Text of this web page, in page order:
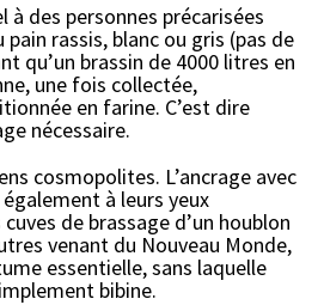
à des personnes précarisées
rassis, blanc ou gris (pas de
qu’un brassin de 4000 litres en
une fois collectée,
en farine. C’est dire
nécessaire.
cosmopolites. L’ancrage avec
à leurs yeux
de brassage d’un houblon
venant du Nouveau Monde,
essentielle, sans laquelle
bibine.